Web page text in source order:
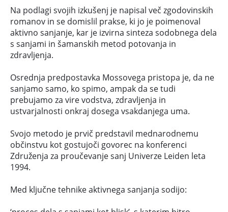
Na podlagi svojih izkušenj je napisal več zgodovinskih
romanov in se domislil prakse, ki jo je poimenoval
aktivno sanjanje, kar je izvirna sinteza sodobnega dela
s sanjami in šamanskih metod potovanja in
zdravljenja.
Osrednja predpostavka Mossovega pristopa je, da ne
sanjamo samo, ko spimo, ampak da se tudi
prebujamo za vire vodstva, zdravljenja in
ustvarjalnosti onkraj dosega vsakdanjega uma.
Svojo metodo je prvič predstavil mednarodnemu
občinstvu kot gostujoči govorec na konferenci
Združenja za proučevanje sanj Univerze Leiden leta
1994.
Med ključne tehnike aktivnega sanjanja sodijo: